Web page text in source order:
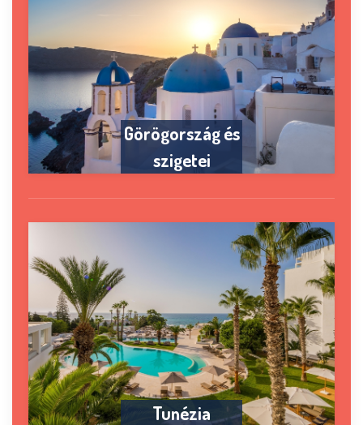
Görögország és
szigetei
Tunézia